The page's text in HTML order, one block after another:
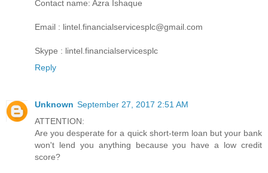
Contact name: Azra Ishaque
Email : lintel.financialservicesplc@gmail.com
Skype : lintel.financialservicesplc
Reply
Unknown September 27, 2017 2:51 AM
ATTENTION:
Are you desperate for a quick short-term loan but your bank
won't lend you anything because you have a low credit
score?